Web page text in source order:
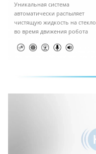
Уникальная система
автоматически распыляет
чистящую жидкость на стекло
во время движения робота